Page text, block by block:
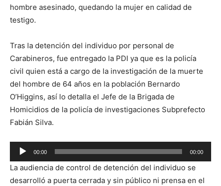
hombre asesinado, quedando la mujer en calidad de
testigo.
Tras la detención del individuo por personal de
Carabineros, fue entregado la PDI ya que es la policía
civil quien está a cargo de la investigación de la muerte
del hombre de 64 años en la población Bernardo
O’Higgins, así lo detalla el Jefe de la Brigada de
Homicidios de la policía de investigaciones Subprefecto
Fabián Silva.
Reproductor
de
audio
00:00 00:00
La audiencia de control de detención del individuo se
desarrolló a puerta cerrada y sin público ni prensa en el